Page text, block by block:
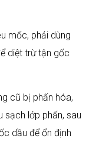
mốc, phải dùng
diệt trừ tận gốc
cũ bị phấn hóa,
sạch lớp phấn, sau
dầu để ổn định